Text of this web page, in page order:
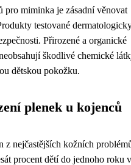
miminka je zásadní věnovat
testované
Přirozené a organické
škodlivé chemické
dětskou pokožku.
plenek u kojenců
z nejčastějších kožních
procent dětí do jednoho roku